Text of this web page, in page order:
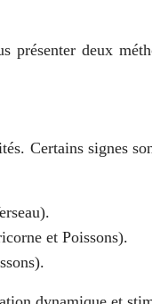
deux
Certains signes
et Poissons).